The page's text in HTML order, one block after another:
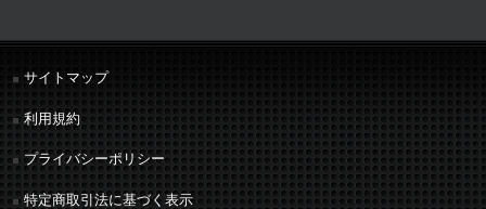
サイトマップ
利用規約
プライバシーポリシー
特定商取引法に基づく表示